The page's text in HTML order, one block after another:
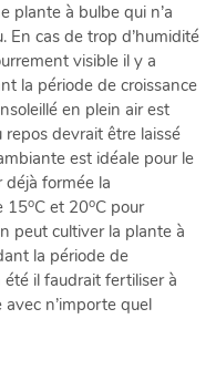
plante à bulbe qui n’a
En cas de trop d’humidité
visible il y a
la période de croissance
en plein air est
repos devrait être laissé
est idéale pour le
formée la
15oC et 20oC pour
peut cultiver la plante à
la période de
il faudrait fertiliser à
n’importe quel